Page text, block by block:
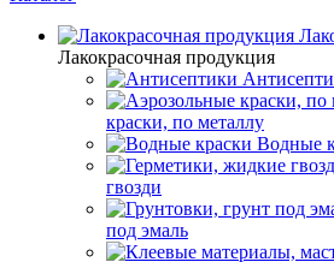
Лакокрасочная продукция
краски, по металлу
Водные
гвозди
под эмаль